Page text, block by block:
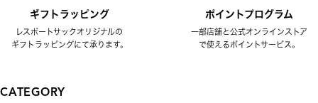
ギフトラッピング
レスポートサックオリジナルの
ギフトラッピングにて承ります。
ポイントプログラム
一部店舗と公式オンラインストア
で使えるポイントサービス。
CATEGORY